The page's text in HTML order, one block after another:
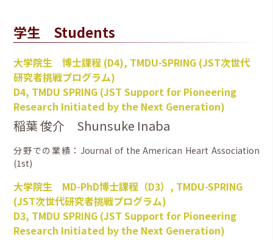
学生 Students
大学院生 博士課程 (D4), TMDU-SPRING (JST次世代
研究者挑戦プログラム)
D4, TMDU SPRING (JST Support for Pioneering
Research Initiated by the Next Generation)
稲葉 俊介 Shunsuke Inaba
分野での業績：Journal of the American Heart Association
(1st)
大学院生 MD-PhD博士課程（D3）, TMDU-SPRING
(JST次世代研究者挑戦プログラム)
D3, TMDU SPRING (JST Support for Pioneering
Research Initiated by the Next Generation)